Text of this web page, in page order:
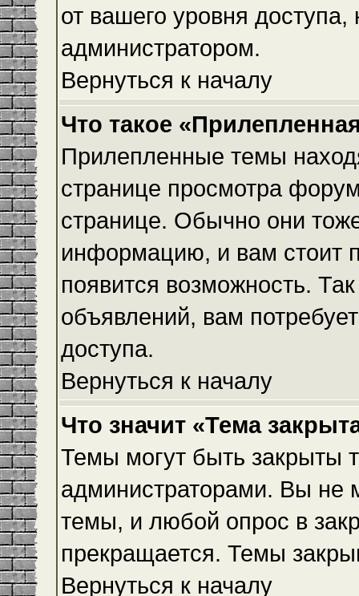
от вашего уровня
администратором.
Вернуться к началу
Что такое
Прилепленные темы
странице просмотра
странице. Обычно они
информацию, и вам стоит
появится возможность.
объявлений, вам
доступа.
Вернуться к началу
Что значит «Тема
Темы могут быть закрыты
администраторами. Вы не
темы, и любой опрос в
прекращается. Темы
Вернуться к началу